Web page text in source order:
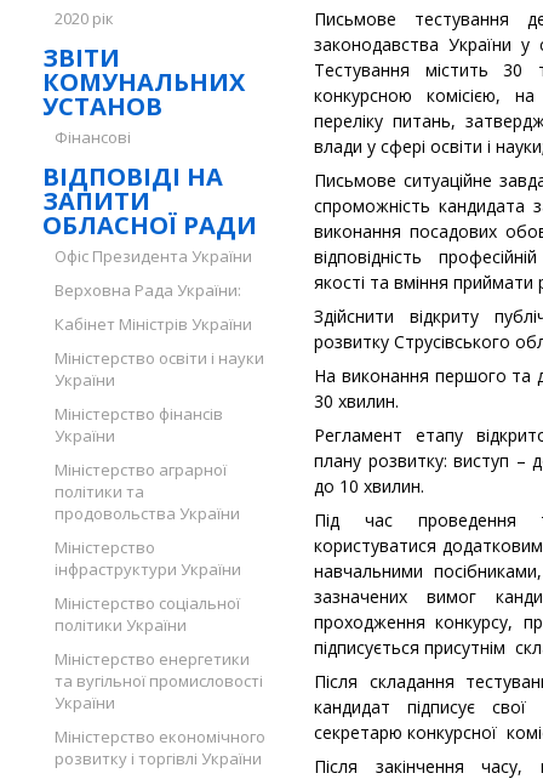
2020 рік
ЗВІТИ
КОМУНАЛЬНИХ
УСТАНОВ
Фінансові
ВІДПОВІДІ НА
ЗАПИТИ
ОБЛАСНОЇ РАДИ
Офіс Президента України
Верховна Рада України:
Кабінет Міністрів України
Міністерство освіти і науки
України
Міністерство фінансів
України
Міністерство аграрної
політики та
продовольства України
Міністерство
інфраструктури України
Міністерство соціальної
політики України
Міністерство енергетики
та вугільної промисловості
України
Міністерство економічного
розвитку і торгівлі України
Письмове тестування
законодавства України у
Тестування містить 30
конкурсною комісією, на
переліку питань,
влади у сфері освіти і
Письмове ситуаційне
спроможність кандидата
виконання посадових
відповідність
якості та вміння приймати
Здійснити відкриту
розвитку Струсівського
На виконання першого та
30 хвилин.
Регламент етапу
плану розвитку: виступ –
до 10 хвилин.
Під час проведення
користуватися
навчальними
зазначених вимог
проходження конкурсу,
підписується присутнім
Після складання
кандидат підписує
секретарю конкурсної
Після закінчення часу,